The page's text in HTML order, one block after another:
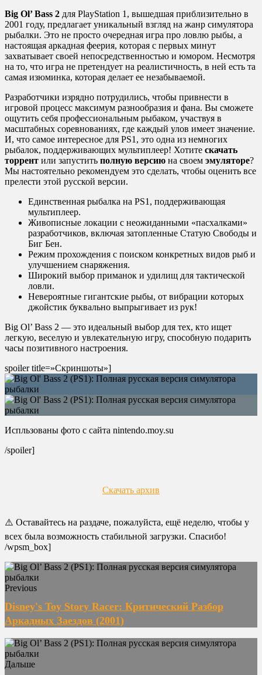
Big Ol’ Bass 2 для PlayStation 1, вышедшая приблизительно в
2001 году, предлагает уникальный взгляд на жанр симулятора
рыбалки. Это не просто очередная игра про ловлю рыбы, а
настоящая аркадная феерия, которая с первых минут
захватывает своей непосредственностью и юмором. Несмотря
на то, что игра не претендует на реалистичность, в ней есть та
самая изюминка, которая делает ее незабываемой.
Разработчики изрядно потрудились, чтобы привнести в
игровой процесс максимум разнообразия и фана. Вы сможете
ощутить себя профессиональным рыбаком, участвуя в
масштабных соревнованиях, где каждый улов имеет значение.
И, что самое интересное для PS1, это одна из немногих
рыбалок, поддерживающих мультиплеер! Хотите скачать
торрент или запустить полную версию на своем эмуляторе?
Мы настоятельно рекомендуем это сделать, чтобы оценить все
прелести этой русской версии.
Единственная рыбалка на PS1, поддерживающая
мультиплеер.
Живописные локации с неожиданными «пасхалками»
разработчиков, включая затопленные Статую Свободы и
Биг Бен.
Режим прохождения с поиском конкретных видов рыб и
улучшением снаряжения.
Широкий выбор приманок и удилищ для тактической
ловли.
Невероятные гигантские рыбы, от вибрации которых
джойстик буквально выпрыгивает из рук!
Big Ol’ Bass 2 — это идеальный выбор для тех, кто ищет
легкую, веселую и увлекательную игру, способную подарить
часы позитивного настроения.
spoiler title=»Скриншоты»]
Испльзованы фото с сайта nintendo.moy.su
/spoiler]
Скачать архив
⚠️ Оставайтесь на раздаче, пожалуйста, ещё неделю, чтобы у
всех была возможность стабильной загрузки. Спасибо!
/wpsm_box]
Previous
Disney's Toy Story Racer: Критический Разбор
Аркадных Заездов (2001)
Дальше